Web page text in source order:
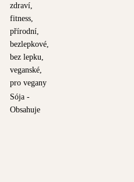
zdraví,
fitness,
přírodní,
bezlepkové,
bez lepku,
veganské,
pro vegany
Sója -
Obsahuje